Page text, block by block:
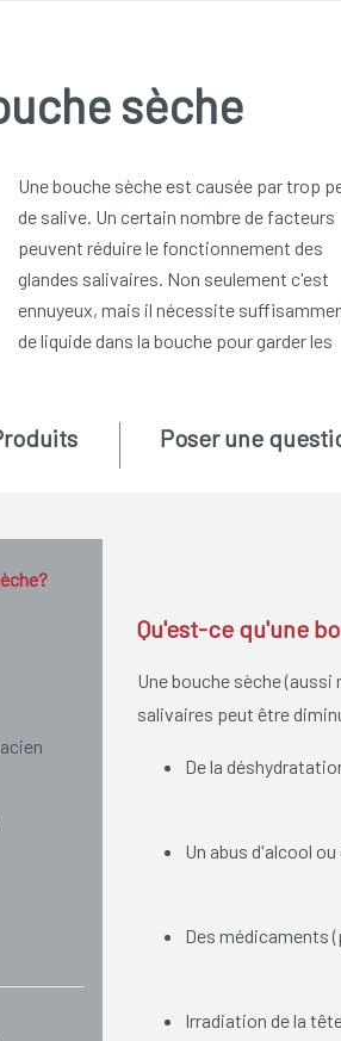
sèche
Une bouche sèche est causée par trop
de salive. Un certain nombre de facteurs
peuvent réduire le fonctionnement des
glandes salivaires. Non seulement c'est
ennuyeux, mais il nécessite
de liquide dans la bouche pour garder les
Poser une
Qu'est-ce qu'une
Une bouche sèche
salivaires peut être
De la
Un abus d'alcool
Des médicaments
Irradiation de la